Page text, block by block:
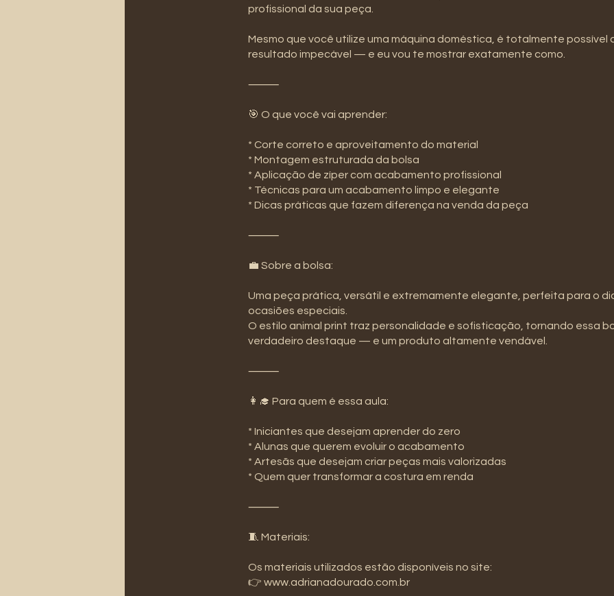
profissional da sua peça.
Mesmo que você utilize uma máquina doméstica, é totalmente possível
resultado impecável — e eu vou te mostrar exatamente como.
⸻
🎯 O que você vai aprender:
* Corte correto e aproveitamento do material
* Montagem estruturada da bolsa
* Aplicação de zíper com acabamento profissional
* Técnicas para um acabamento limpo e elegante
* Dicas práticas que fazem diferença na venda da peça
⸻
💼 Sobre a bolsa:
Uma peça prática, versátil e extremamente elegante, perfeita para o
ocasiões especiais.
O estilo animal print traz personalidade e sofisticação, tornando essa
verdadeiro destaque — e um produto altamente vendável.
⸻
👩‍🎓 Para quem é essa aula:
* Iniciantes que desejam aprender do zero
* Alunas que querem evoluir o acabamento
* Artesãs que desejam criar peças mais valorizadas
* Quem quer transformar a costura em renda
⸻
🧵 Materiais:
Os materiais utilizados estão disponíveis no site:
👉 www.adrianadourado.com.br